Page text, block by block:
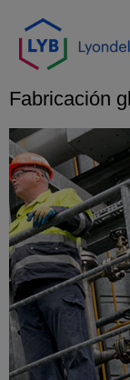
Fabricación